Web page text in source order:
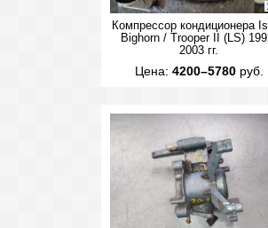
Компрессор кондиционера
Bighorn / Trooper II (LS)
2003 гг.
Цена: 4200–5780руб.